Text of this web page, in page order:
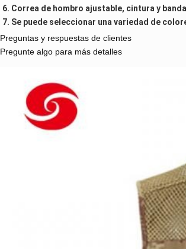
6. Correa de hombro ajustable, cintura y
7. Se puede seleccionar una variedad de
Preguntas y respuestas de clientes
Pregunte algo para más detalles